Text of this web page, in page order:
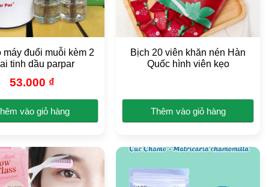
máy đuổi muỗi kèm 2
tinh dầu parpar
53.000 ₫
vào giỏ hàng
này
có
nhiều
Bịch 20 viên khăn nén Hàn
Quốc hình viên kẹo
Thêm vào giỏ hàng